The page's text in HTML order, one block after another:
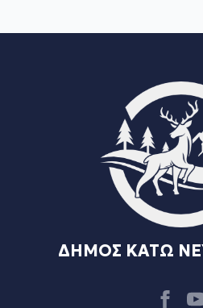
ΔΗΜΟΣ ΚΑΤΩ